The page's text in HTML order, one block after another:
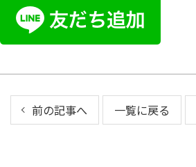
前の記事へ 一覧に戻る